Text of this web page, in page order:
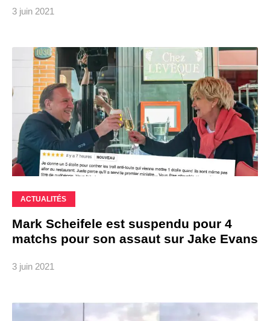
3 juin 2021
ACTUALITÉS
Mark Scheifele est suspendu pour 4
matchs pour son assaut sur Jake Evans
3 juin 2021